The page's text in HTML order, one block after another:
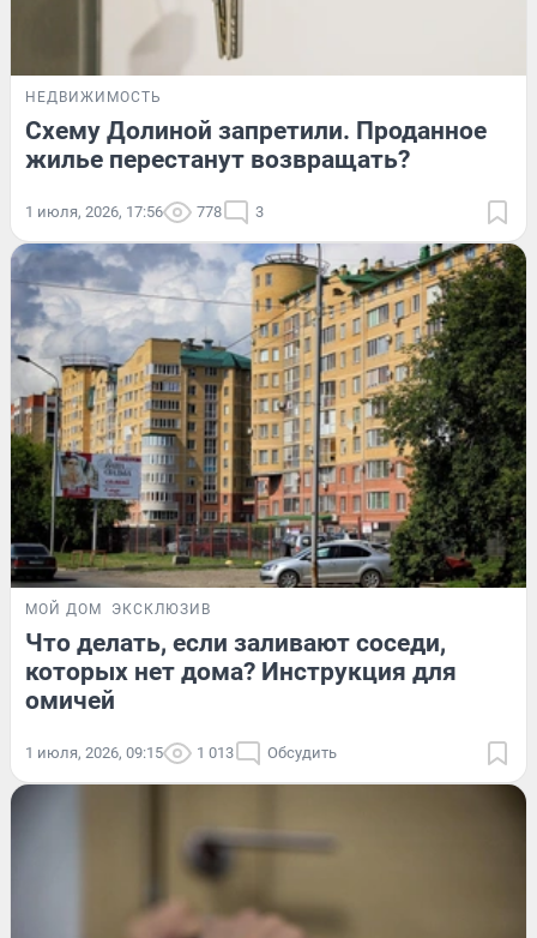
НЕДВИЖИМОСТЬ
Схему Долиной запретили. Проданное
жилье перестанут возвращать?
1 июля, 2026, 17:56 778 3
МОЙ ДОМ ЭКСКЛЮЗИВ
Что делать, если заливают соседи,
которых нет дома? Инструкция для
омичей
1 июля, 2026, 09:15 1 013 Обсудить